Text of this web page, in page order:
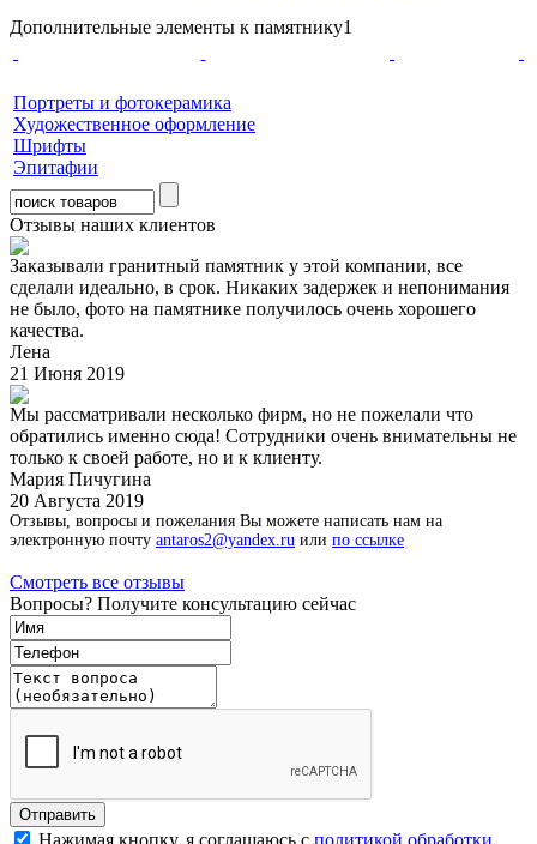
Дополнительные элементы к памятнику1
Портреты и фотокерамика
Художественное оформление
Шрифты
Эпитафии
Отзывы наших клиентов
Заказывали гранитный памятник у этой компании, все
сделали идеально, в срок. Никаких задержек и непонимания
не было, фото на памятнике получилось очень хорошего
качества.
Лена
21 Июня 2019
Мы рассматривали несколько фирм, но не пожелали что
обратились именно сюда! Сотрудники очень внимательны не
только к своей работе, но и к клиенту.
Мария Пичугина
20 Августа 2019
Отзывы, вопросы и пожелания Вы можете написать нам на
электронную почту antaros2@yandex.ru или по ссылке
Смотреть все отзывы
Вопросы? Получите консультацию сейчас
Нажимая кнопку, я соглашаюсь с политикой обработки